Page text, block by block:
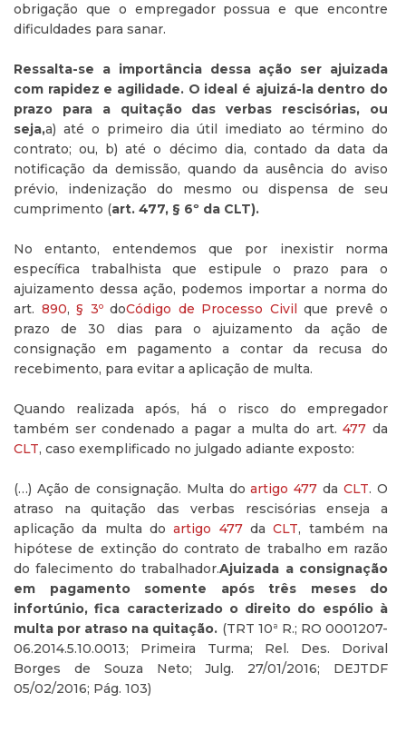
obrigação que o empregador possua e que encontre
dificuldades para sanar.
Ressalta-se a importância dessa ação ser ajuizada
com rapidez e agilidade. O ideal é ajuizá-la dentro do
prazo para a quitação das verbas rescisórias, ou
seja,a) até o primeiro dia útil imediato ao término do
contrato; ou, b) até o décimo dia, contado da data da
notificação da demissão, quando da ausência do aviso
prévio, indenização do mesmo ou dispensa de seu
cumprimento (art. 477, § 6º da CLT).
No entanto, entendemos que por inexistir norma
específica trabalhista que estipule o prazo para o
ajuizamento dessa ação, podemos importar a norma do
art. 890, § 3ºdoCódigo de Processo Civil que prevê o
prazo de 30 dias para o ajuizamento da ação de
consignação em pagamento a contar da recusa do
recebimento, para evitar a aplicação de multa.
Quando realizada após, há o risco do empregador
também ser condenado a pagar a multa do art.477 da
CLT, caso exemplificado no julgado adiante exposto:
(…) Ação de consignação. Multa doartigo477 daCLT. O
atraso na quitação das verbas rescisórias enseja a
aplicação da multa doartigo 477daCLT, também na
hipótese de extinção do contrato de trabalho em razão
do falecimento do trabalhador.Ajuizada a consignação
em pagamento somente após três meses do
infortúnio, fica caracterizado o direito do espólio à
multa por atraso na quitação. (TRT 10ª R.; RO 0001207-
06.2014.5.10.0013; Primeira Turma; Rel. Des. Dorival
Borges de Souza Neto; Julg. 27/01/2016; DEJTDF
05/02/2016; Pág. 103)